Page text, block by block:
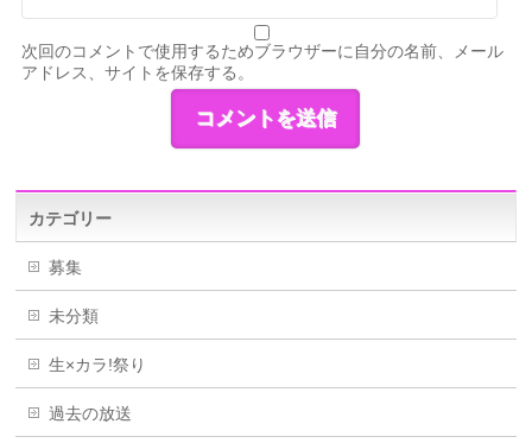
次回のコメントで使用するためブラウザーに自分の名前、メール
アドレス、サイトを保存する。
カテゴリー
募集
未分類
生×カラ!祭り
過去の放送